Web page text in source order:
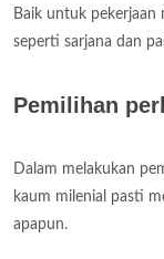
Baik untuk pekerjaan
seperti sarjana dan
Pemilihan
Dalam melakukan
kaum milenial pasti
apapun.